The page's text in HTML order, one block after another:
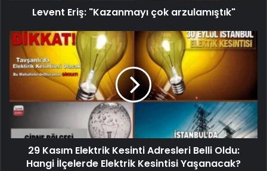
Levent Eriş: "Kazanmayı çok arzulamıştık"
29 Kasım Elektrik Kesinti Adresleri Belli Oldu:
Hangi İlçelerde Elektrik Kesintisi Yaşanacak?